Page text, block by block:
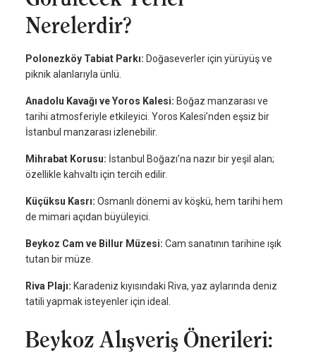
Nerelerdir?
Polonezköy Tabiat Parkı: Doğaseverler için yürüyüş ve
piknik alanlarıyla ünlü.
Anadolu Kavağı ve Yoros Kalesi: Boğaz manzarası ve
tarihi atmosferiyle etkileyici. Yoros Kalesi’nden eşsiz bir
İstanbul manzarası izlenebilir.
Mihrabat Korusu: İstanbul Boğazı’na nazır bir yeşil alan;
özellikle kahvaltı için tercih edilir.
Küçüksu Kasrı: Osmanlı dönemi av köşkü, hem tarihi hem
de mimari açıdan büyüleyici.
Beykoz Cam ve Billur Müzesi: Cam sanatının tarihine ışık
tutan bir müze.
Riva Plajı: Karadeniz kıyısındaki Riva, yaz aylarında deniz
tatili yapmak isteyenler için ideal.
Beykoz Alışveriş Önerileri: